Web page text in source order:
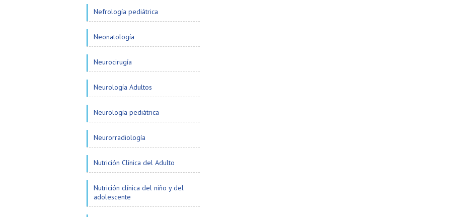
Nefrología pediátrica
Neonatología
Neurocirugía
Neurología Adultos
Neurología pediátrica
Neurorradiología
Nutrición Clínica del Adulto
Nutrición clínica del niño y del
adolescente